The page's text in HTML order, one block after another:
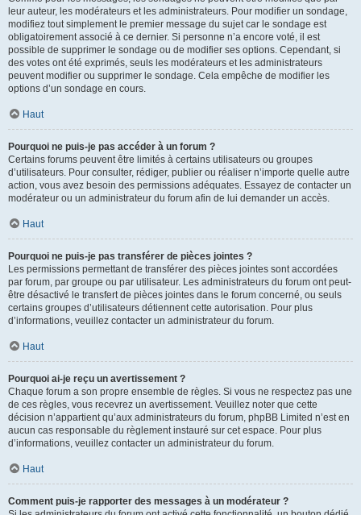
leur auteur, les modérateurs et les administrateurs. Pour modifier un sondage,
modifiez tout simplement le premier message du sujet car le sondage est
obligatoirement associé à ce dernier. Si personne n’a encore voté, il est
possible de supprimer le sondage ou de modifier ses options. Cependant, si
des votes ont été exprimés, seuls les modérateurs et les administrateurs
peuvent modifier ou supprimer le sondage. Cela empêche de modifier les
options d’un sondage en cours.
Haut
Pourquoi ne puis-je pas accéder à un forum ?
Certains forums peuvent être limités à certains utilisateurs ou groupes
d’utilisateurs. Pour consulter, rédiger, publier ou réaliser n’importe quelle autre
action, vous avez besoin des permissions adéquates. Essayez de contacter un
modérateur ou un administrateur du forum afin de lui demander un accès.
Haut
Pourquoi ne puis-je pas transférer de pièces jointes ?
Les permissions permettant de transférer des pièces jointes sont accordées
par forum, par groupe ou par utilisateur. Les administrateurs du forum ont peut-
être désactivé le transfert de pièces jointes dans le forum concerné, ou seuls
certains groupes d’utilisateurs détiennent cette autorisation. Pour plus
d’informations, veuillez contacter un administrateur du forum.
Haut
Pourquoi ai-je reçu un avertissement ?
Chaque forum a son propre ensemble de règles. Si vous ne respectez pas une
de ces règles, vous recevrez un avertissement. Veuillez noter que cette
décision n’appartient qu’aux administrateurs du forum, phpBB Limited n’est en
aucun cas responsable du règlement instauré sur cet espace. Pour plus
d’informations, veuillez contacter un administrateur du forum.
Haut
Comment puis-je rapporter des messages à un modérateur ?